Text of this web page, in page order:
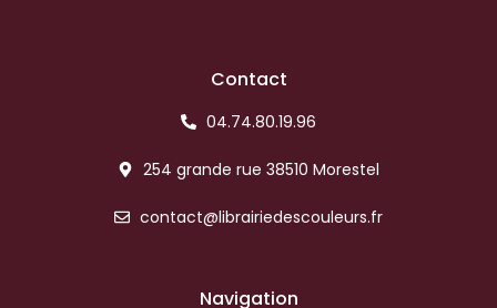
Contact
04.74.80.19.96
254 grande rue 38510 Morestel
contact@librairiedescouleurs.fr
Navigation